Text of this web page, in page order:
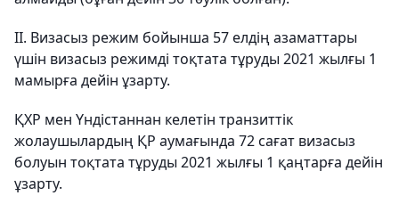
II. Визасыз режим бойынша 57 елдің азаматтары
үшін визасыз режимді тоқтата тұруды 2021 жылғы 1
мамырға дейін ұзарту.
ҚХР мен Үндістаннан келетін транзиттік
жолаушылардың ҚР аумағында 72 сағат визасыз
болуын тоқтата тұруды 2021 жылғы 1 қаңтарға дейін
ұзарту.